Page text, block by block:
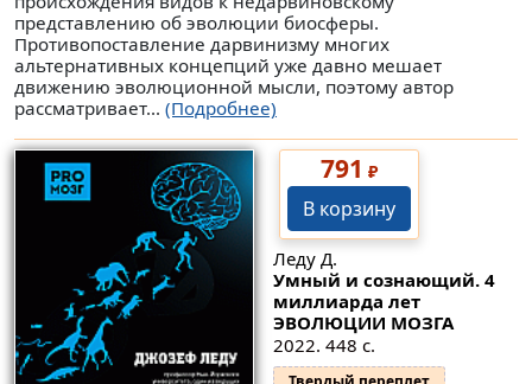
представлению об эволюции биосферы.
Противопоставление дарвинизму многих
альтернативных концепций уже давно мешает
движению эволюционной мысли, поэтому автор
рассматривает... (Подробнее)
791 ₽
В корзину
Леду Д.
Умный и сознающий. 4
миллиарда лет
ЭВОЛЮЦИИ МОЗГА
2022. 448 с.